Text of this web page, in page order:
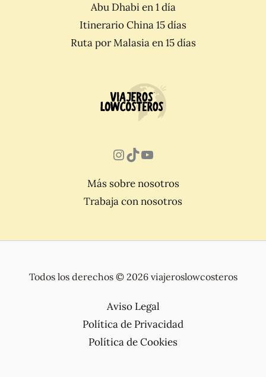
Abu Dhabi en 1 día
Itinerario China 15 días
Ruta por Malasia en 15 días
Instagram
TikTok
YouTube
Más sobre nosotros
Trabaja con nosotros
Todos los derechos © 2026 viajeroslowcosteros
Aviso Legal
Política de Privacidad
Política de Cookies